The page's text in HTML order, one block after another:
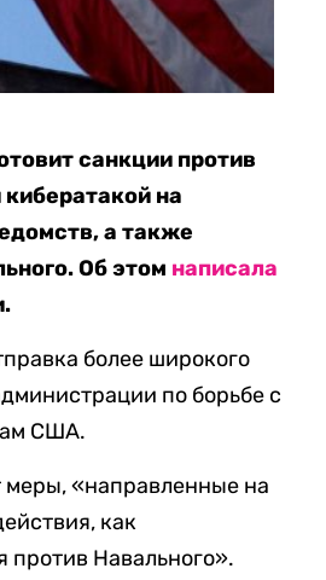
санкции против
на
а также
Об этом написала
более широкого
по борьбе с
США.
«направленные на
как
против Навального».